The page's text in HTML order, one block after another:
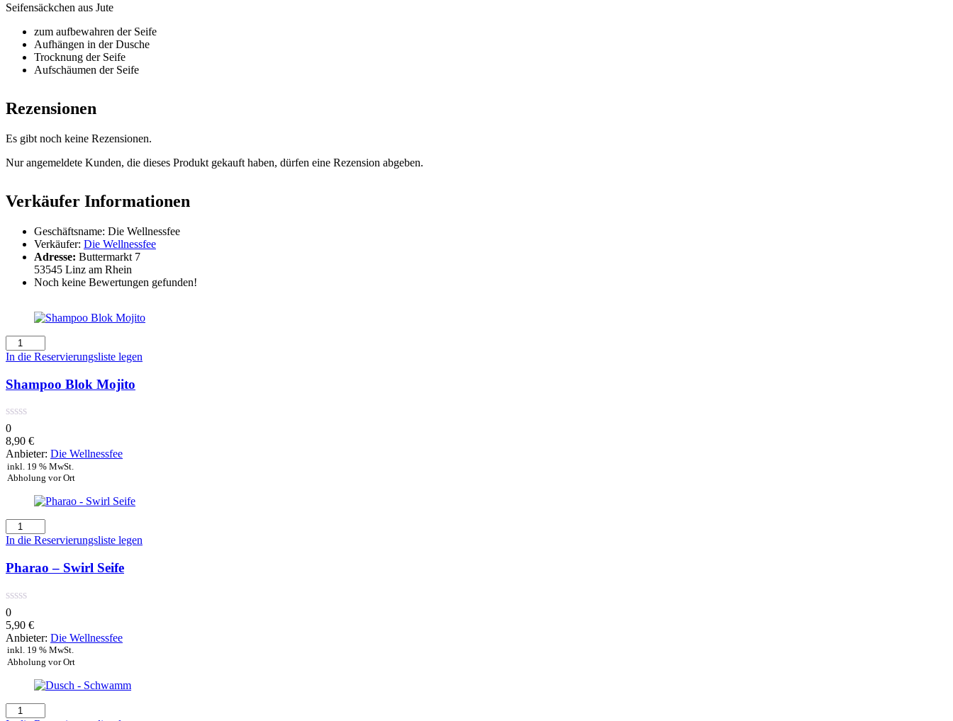
Seifensäckchen aus Jute
zum aufbewahren der Seife
Aufhängen in der Dusche
Trocknung der Seife
Aufschäumen der Seife
Rezensionen
Es gibt noch keine Rezensionen.
Nur angemeldete Kunden, die dieses Produkt gekauft haben, dürfen eine Rezension abgeben.
Verkäufer Informationen
Geschäftsname: Die Wellnessfee
Verkäufer: Die Wellnessfee
Adresse: Buttermarkt 7
53545 Linz am Rhein
Noch keine Bewertungen gefunden!
Shampoo
Blok
Menge
In die Reservierungsliste legen
Shampoo Blok Mojito
0
8,90 €
Anbieter: Die Wellnessfee
inkl. 19 % MwSt.
Abholung vor Ort
Pharao
-
Seife
Menge
In die Reservierungsliste legen
Pharao – Swirl Seife
0
5,90 €
Anbieter: Die Wellnessfee
inkl. 19 % MwSt.
Abholung vor Ort
Dusch